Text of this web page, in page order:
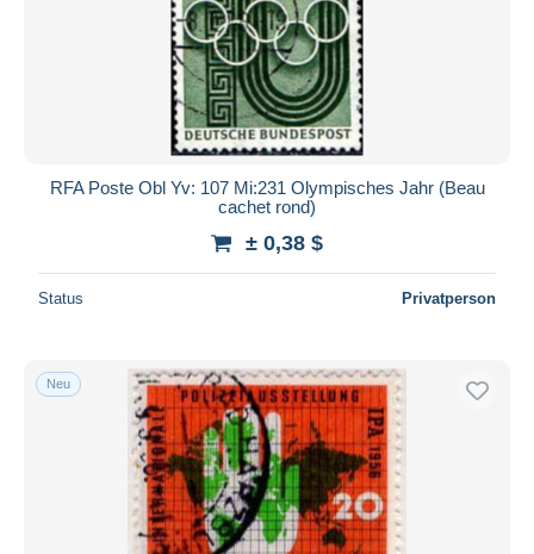
RFA Poste Obl Yv: 107 Mi:231 Olympisches Jahr (Beau
cachet rond)
± 0,38 $
Status Privatperson
Neu